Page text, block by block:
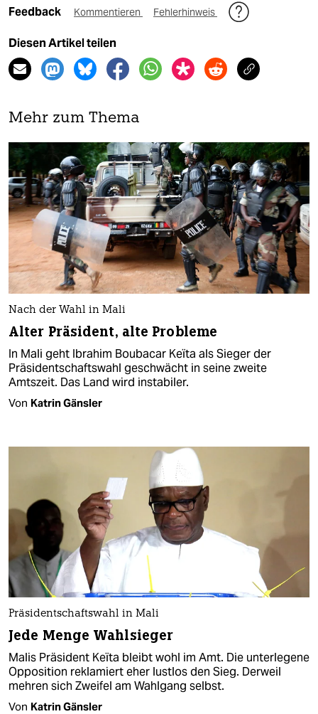
Feedback Kommentieren Fehlerhinweis
Diesen Artikel teilen
Mehr zum Thema
Nach der Wahl in Mali
Alter Präsident, alte Probleme
In Mali geht Ibrahim Boubacar Keïta als Sieger der
Präsidentschaftswahl geschwächt in seine zweite
Amtszeit. Das Land wird instabiler.
Von Katrin Gänsler
Präsidentschaftswahl in Mali
Jede Menge Wahlsieger
Malis Präsident Keïta bleibt wohl im Amt. Die unterlegene
Opposition reklamiert eher lustlos den Sieg. Derweil
mehren sich Zweifel am Wahlgang selbst.
Von Katrin Gänsler